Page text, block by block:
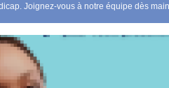
Joignez-vous à notre équipe dès